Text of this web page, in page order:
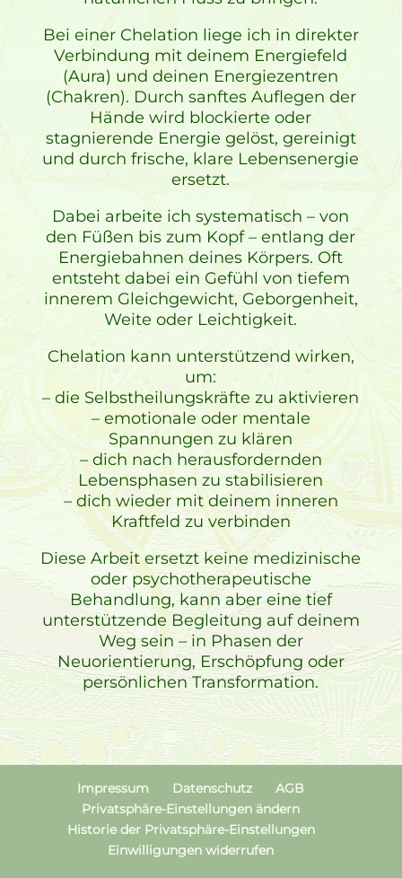
Bei einer Chelation liege ich in direkter
Verbindung mit deinem Energiefeld
(Aura) und deinen Energiezentren
(Chakren). Durch sanftes Auflegen der
Hände wird blockierte oder
stagnierende Energie gelöst, gereinigt
und durch frische, klare Lebensenergie
ersetzt.
Dabei arbeite ich systematisch – von
den Füßen bis zum Kopf – entlang der
Energiebahnen deines Körpers. Oft
entsteht dabei ein Gefühl von tiefem
innerem Gleichgewicht, Geborgenheit,
Weite oder Leichtigkeit.
Chelation kann unterstützend wirken,
um:
– die Selbstheilungskräfte zu aktivieren
– emotionale oder mentale
Spannungen zu klären
– dich nach herausfordernden
Lebensphasen zu stabilisieren
– dich wieder mit deinem inneren
Kraftfeld zu verbinden
Diese Arbeit ersetzt keine medizinische
oder psychotherapeutische
Behandlung, kann aber eine tief
unterstützende Begleitung auf deinem
Weg sein – in Phasen der
Neuorientierung, Erschöpfung oder
persönlichen Transformation.
Impressum Datenschutz
AGB
Privatsphäre-Einstellungen ändern
Historie der Privatsphäre-Einstellungen
Einwilligungen widerrufen